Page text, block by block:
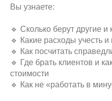
Вы узнаете:
🔹 Сколько берут другие
🔹 Какие расходы учесть и
🔹 Как посчитать
🔹 Где брать клиентов и
стоимости
🔹 Как не «работать в